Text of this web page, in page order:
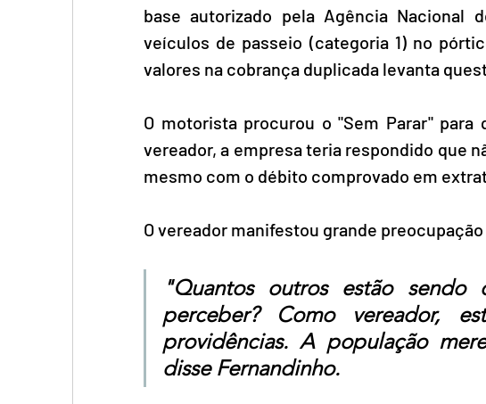
base autorizado pela Agência Nacional
veículos de passeio (categoria 1) no
valores na cobrança duplicada levanta
O motorista procurou o "Sem Parar"
vereador, a empresa teria respondido que
mesmo com o débito comprovado em
O vereador manifestou grande
"Quantos outros estão sendo
perceber? Como vereador,
providências. A população
disse Fernandinho.